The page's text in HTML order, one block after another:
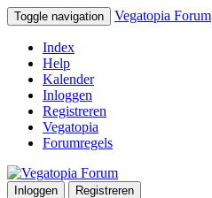
Toggle navigation Vegatopia Forum
Index
Help
Kalender
Inloggen
Registreren
Vegatopia
Forumregels
Inloggen
Registreren